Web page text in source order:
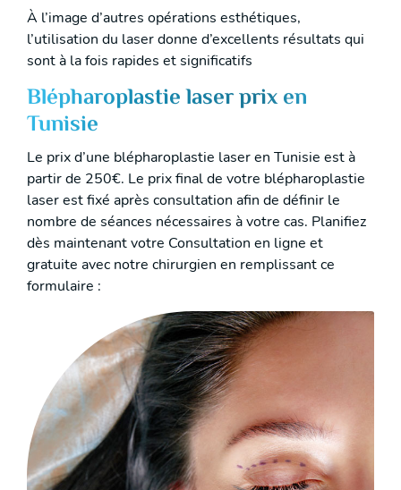
À l’image d’autres opérations esthétiques,
l’utilisation du laser donne d’excellents résultats qui
sont à la fois rapides et significatifs
Blépharoplastie laser prix en
Tunisie
Le prix d’une blépharoplastie laser en Tunisie est à
partir de 250€. Le prix final de votre blépharoplastie
laser est fixé après consultation afin de définir le
nombre de séances nécessaires à votre cas. Planifiez
dès maintenant votre Consultation en ligne et
gratuite avec notre chirurgien en remplissant ce
formulaire :